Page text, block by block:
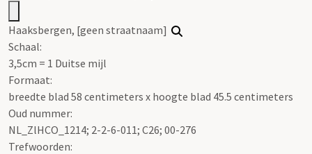
Haaksbergen, [geen straatnaam]
Schaal:
3,5cm = 1 Duitse mijl
Formaat:
breedte blad 58 centimeters x hoogte blad 45.5 centimeters
Oud nummer:
NL_ZlHCO_1214; 2-2-6-011; C26; 00-276
Trefwoorden: